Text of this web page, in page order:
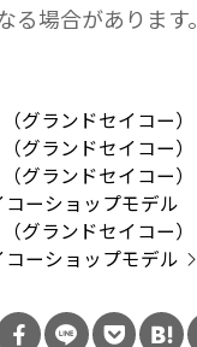
る場合があります。
グランドセイコー）
グランドセイコー）
グランドセイコー）
ーショップモデル
グランドセイコー）
ーショップモデル